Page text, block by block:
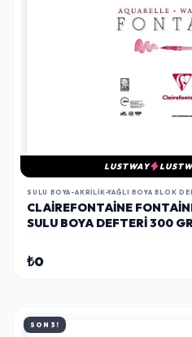
LUSTWAY
SULU BOYA-AKRILIK-YAĞLI BOYA BLOK
CLAIREFONTAINE
SULU BOYA DEFTERI 300
₺0
SON 3!